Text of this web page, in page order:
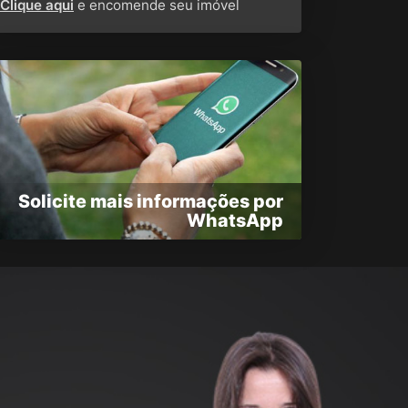
Clique aqui e encomende seu imóvel
Solicite mais informações por
WhatsApp